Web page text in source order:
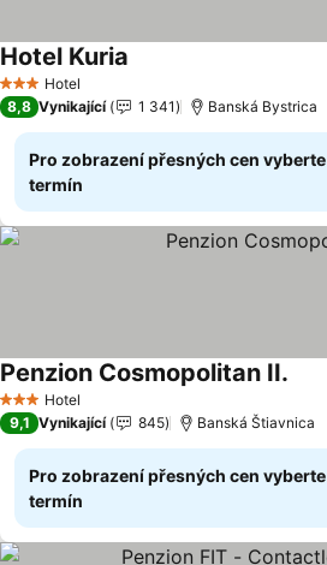
3 Počet hvězdiček
Hotel
Hotel Kuria
8,8 Vynikající 1 341 Banská Bystrica
Pro zobrazení přesných cen vyberte
termín
3 Počet hvězdiček
Hotel
Penzion Cosmopolitan II.
9,1 Vynikající 845 Banská Štiavnica
Pro zobrazení přesných cen vyberte
termín